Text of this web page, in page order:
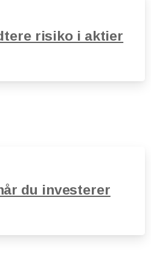
risiko i aktier
du investerer